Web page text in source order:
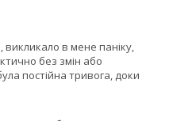
викликало в мене паніку,
без змін або
постійна тривога, доки